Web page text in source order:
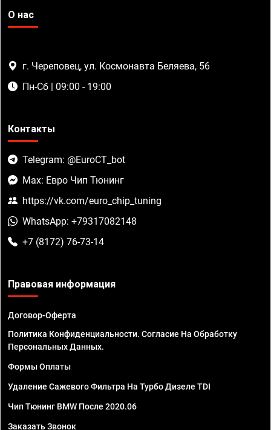
О нас
г. Череповец, ул. Космонавта Беляева, 56
Пн-Сб | 09:00 - 19:00
Контакты
Telegram: @EuroCT_bot
Max: Евро Чип Тюнинг
https://vk.com/euro_chip_tuning
WhatsApp: +79317082148
+7 (8172) 76-73-14
Правовая информация
Договор-Оферта
Политика Конфиденциальности. Согласие На Обработку
Персональных Данных.
Формы Оплаты
Удаление Сажевого Фильтра На Турбо Дизеле TDI
Чип Тюнинг BMW После 2020.06
Заказать Звонок